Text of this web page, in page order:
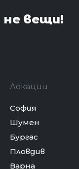
не вещи!
Локации
София
Шумен
Бургас
Пловдив
Варна